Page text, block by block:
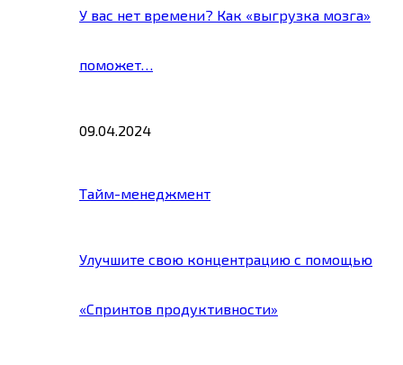
У вас нет времени? Как «выгрузка мозга»
поможет…
09.04.2024
Тайм-менеджмент
Улучшите свою концентрацию с помощью
«Спринтов продуктивности»